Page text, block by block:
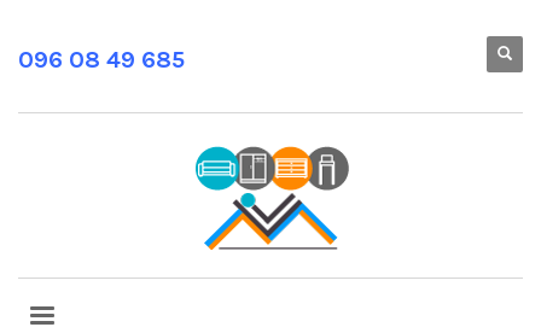
096 08 49 685